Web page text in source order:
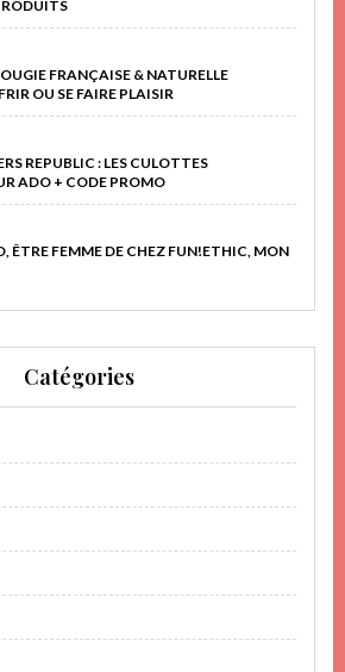
FRANÇAISE & NATURELLE
OU SE FAIRE PLAISIR
REPUBLIC : LES CULOTTES
ADO + CODE PROMO
ÊTRE FEMME DE CHEZ FUN!ETHIC, MON
Catégories